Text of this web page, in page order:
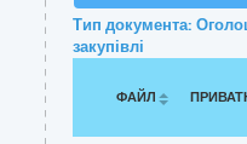
Тип документа:
закупівлі
ФАЙЛ